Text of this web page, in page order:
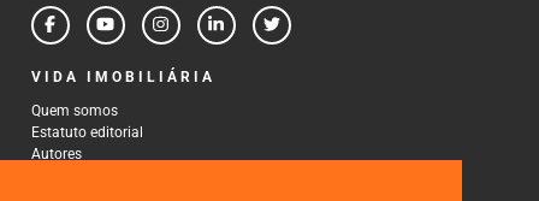
VIDA IMOBILIÁRIA
Quem somos
Estatuto editorial
Autores